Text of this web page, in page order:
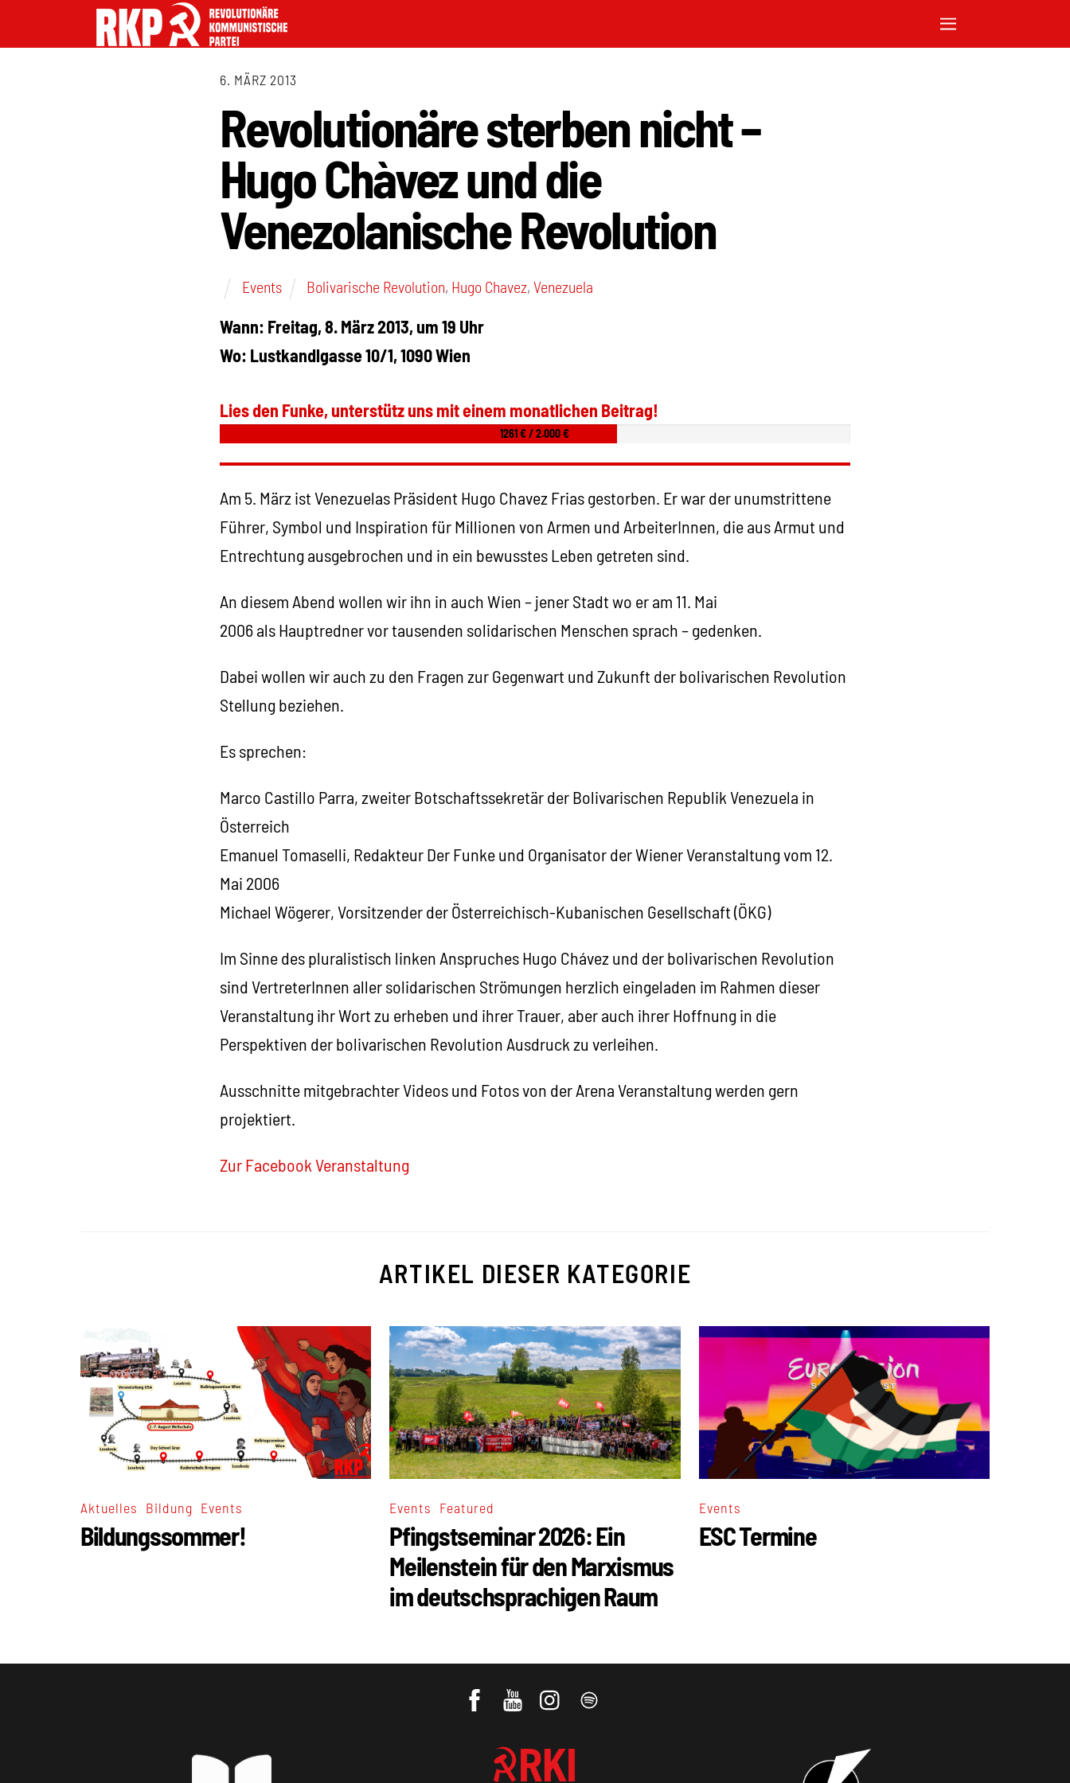
6. MÄRZ 2013
Revolutionäre sterben nicht –
Hugo Chàvez und die
Venezolanische Revolution
Events Bolivarische Revolution, Hugo Chavez,Venezuela
Wann: Freitag, 8. März 2013, um 19 Uhr
Wo: Lustkandlgasse 10/1, 1090 Wien
Lies den Funke, unterstütz uns mit einem monatlichen Beitrag!
1261 € / 2.000 €
Am 5. März ist Venezuelas Präsident Hugo Chavez Frias gestorben. Er war der unumstrittene
Führer, Symbol und Inspiration für Millionen von Armen und ArbeiterInnen, die aus Armut und
Entrechtung ausgebrochen und in ein bewusstes Leben getreten sind.
An diesem Abend wollen wir ihn in auch Wien – jener Stadt wo er am 11. Mai
2006 als Hauptredner vor tausenden solidarischen Menschen sprach – gedenken.
Dabei wollen wir auch zu den Fragen zur Gegenwart und Zukunft der bolivarischen Revolution
Stellung beziehen.
Es sprechen:
Marco Castillo Parra, zweiter Botschaftssekretär der Bolivarischen Republik Venezuela in
Österreich
Emanuel Tomaselli, Redakteur Der Funke und Organisator der Wiener Veranstaltung vom 12.
Mai 2006
Michael Wögerer, Vorsitzender der Österreichisch-Kubanischen Gesellschaft (ÖKG)
Im Sinne des pluralistisch linken Anspruches Hugo Chávez und der bolivarischen Revolution
sind VertreterInnen aller solidarischen Strömungen herzlich eingeladen im Rahmen dieser
Veranstaltung ihr Wort zu erheben und ihrer Trauer, aber auch ihrer Hoffnung in die
Perspektiven der bolivarischen Revolution Ausdruck zu verleihen.
Ausschnitte mitgebrachter Videos und Fotos von der Arena Veranstaltung werden gern
projektiert.
Zur Facebook Veranstaltung
ARTIKEL DIESER KATEGORIE
Aktuelles Bildung Events
Bildungssommer!
Events Featured
Pfingstseminar 2026: Ein
Meilenstein für den Marxismus
im deutschsprachigen Raum
Events
ESC Termine